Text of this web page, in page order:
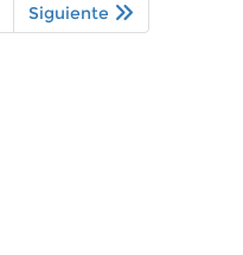
Siguiente